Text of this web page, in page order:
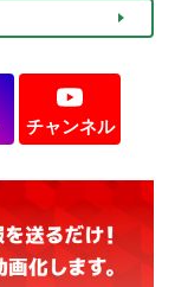
チャンネル